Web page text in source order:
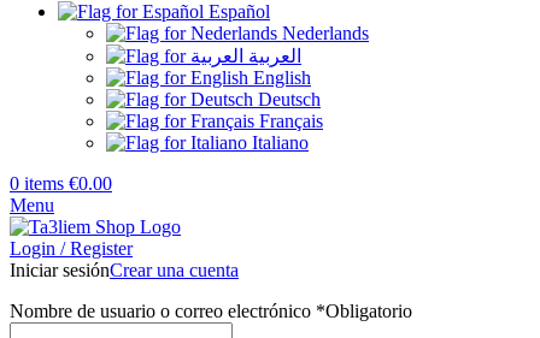
Español
Nederlands
العربية
English
Deutsch
Français
Italiano
0 items €0.00
Menu
Login / Register
Iniciar sesiónCrear una cuenta
Nombre de usuario o correo electrónico *Obligatorio